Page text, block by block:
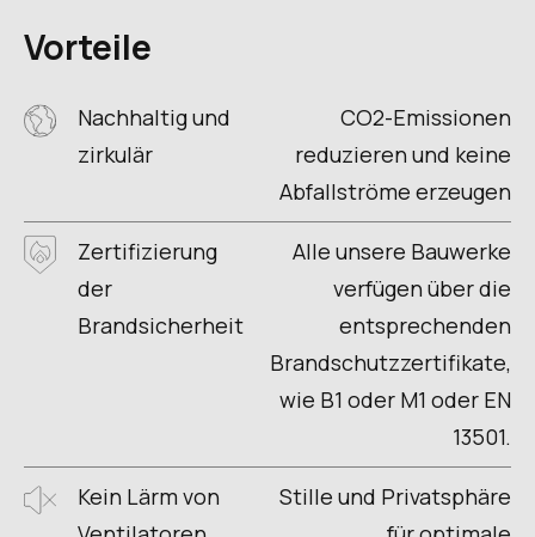
Vorteile
Nachhaltig und
zirkulär
CO2-Emissionen
reduzieren und keine
Abfallströme erzeugen
Zertifizierung
der
Brandsicherheit
Alle unsere Bauwerke
verfügen über die
entsprechenden
Brandschutzzertifikate,
wie B1 oder M1 oder EN
13501.
Kein Lärm von
Stille und Privatsphäre